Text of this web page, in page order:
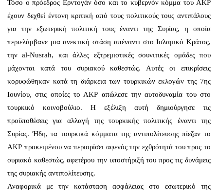
Τόσο ο πρόεδρος Ερντογάν όσο και το κυβερνόν κόμμα του AKP
έχουν δεχθεί έντονη κριτική από τους πολιτικούς τους αντιπάλους
για την εξωτερική πολιτική τους έναντι της Συρίας, η οποία
περιελάμβανε μια ανεκτική στάση απέναντι στο Ισλαμικό Κράτος,
την al-Nusrah, και άλλες εξτρεμιστικές σουνιτικές ομάδες που
μάχονται κατά του συριακού καθεστώς. Αυτές οι επικρίσεις
κορυφώθηκαν κατά τη διάρκεια των τουρκικών εκλογών της 7ης
Ιουνίου, στις οποίες το ΑΚΡ απώλεσε την αυτοδυναμία του στο
τουρκικό κοινοβούλιο. Η εξέλιξη αυτή δημιούργησε τις
προϋποθέσεις για αλλαγή της τουρκικής πολιτικής έναντι της
Συρίας. Ήδη, τα τουρκικά κόμματα της αντιπολίτευσης πίεζαν το
ΑΚΡ προκειμένου να περιορίσει αφενός την εχθρότητά του προς το
συριακό καθεστώς, αφετέρου την υποστήριξή του προς τις δυνάμεις
της συριακής αντιπολίτευσης.
Αναφορικά με την κατάσταση ασφάλειας στο εσωτερικό της